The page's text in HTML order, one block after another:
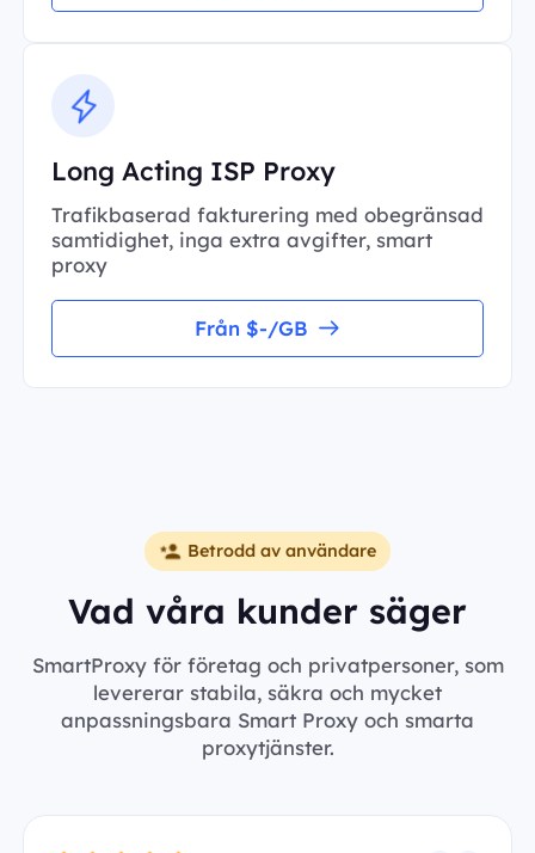
Long Acting ISP Proxy
Trafikbaserad fakturering med obegränsad
samtidighet, inga extra avgifter, smart
proxy
Från $-/GB
Betrodd av användare
Vad våra kunder säger
SmartProxy för företag och privatpersoner, som
levererar stabila, säkra och mycket
anpassningsbara Smart Proxy och smarta
proxytjänster.